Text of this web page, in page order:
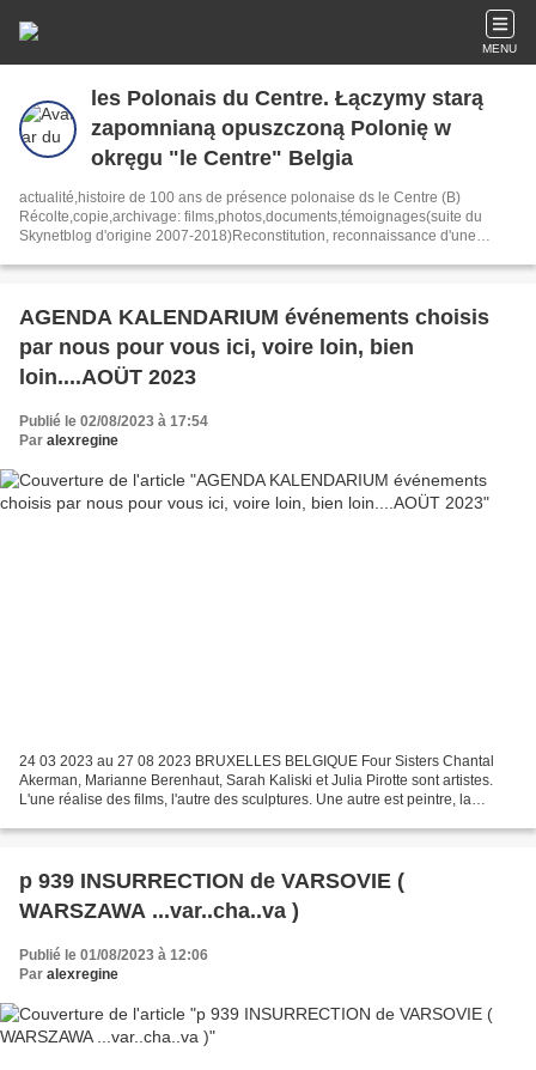
MENU
les Polonais du Centre. Łączymy starą
zapomnianą opuszczoną Polonię w
okręgu "le Centre" Belgia
actualité,histoire de 100 ans de présence polonaise ds le Centre (B)
Récolte,copie,archivage: films,photos,documents,témoignages(suite du
Skynetblog d'origine 2007-2018)Reconstitution, reconnaissance d'une
AGENDA KALENDARIUM événements choisis
par nous pour vous ici, voire loin, bien
loin....AOÜT 2023
Publié le 02/08/2023 à 17:54
Par alexregine
24 03 2023 au 27 08 2023 BRUXELLES BELGIQUE Four Sisters Chantal
Akerman, Marianne Berenhaut, Sarah Kaliski et Julia Pirotte sont artistes.
L'une réalise des films, l'autre des sculptures. Une autre est peintre, la
p 939 INSURRECTION de VARSOVIE (
WARSZAWA ...var..cha..va )
Publié le 01/08/2023 à 12:06
Par alexregine